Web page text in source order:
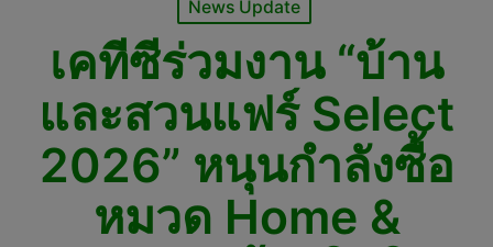
Posted
News Update
เคทีซีร่วมงาน “บ้าน
และสวนแฟร์ Select
2026” หนุนกำลังซื้อ
หมวด Home &